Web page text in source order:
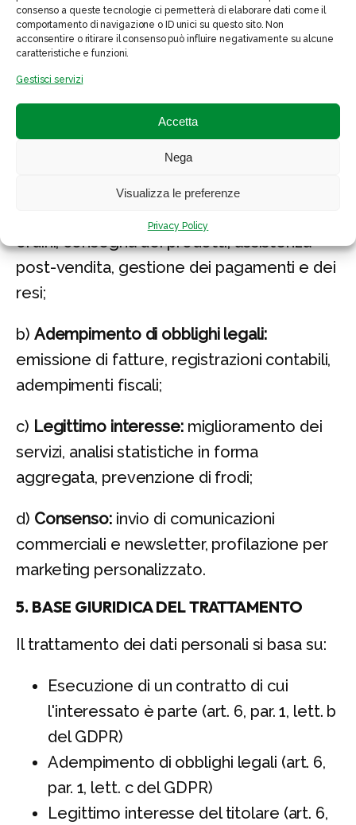
consenso a queste tecnologie ci permetterà di elaborare dati come il
comportamento di navigazione o ID unici su questo sito. Non
acconsentire o ritirare il consenso può influire negativamente su alcune
caratteristiche e funzioni.
Gestisci servizi
Accetta
Nega
Visualizza le preferenze
Privacy Policy
Indirizzo IP
Dati di navigazione sul nostro sito web
Cookie e tecnologie simili
4. FINALITÀ DEL TRATTAMENTO
I dati personali vengono raccolti per le
Esecuzione del contratto:
ordini, consegna dei prodotti, assistenza
post-vendita, gestione dei pagamenti e dei
resi;
b) Adempimento di obblighi legali:
emissione di fatture, registrazioni contabili,
adempimenti fiscali;
c) Legittimo interesse:miglioramento dei
servizi, analisi statistiche in forma
aggregata, prevenzione di frodi;
d) Consenso:invio di comunicazioni
commerciali e newsletter, profilazione per
marketing personalizzato.
5. BASE GIURIDICA DEL TRATTAMENTO
Il trattamento dei dati personali si basa su:
Esecuzione di un contratto di cui
l'interessato è parte (art. 6, par. 1, lett. b
del GDPR)
Adempimento di obblighi legali (art. 6,
par. 1, lett. c del GDPR)
Legittimo interesse del titolare (art. 6,